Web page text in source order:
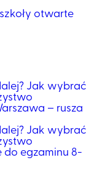
szkoły otwarte
Jak wybrać
– rusza
Jak wybrać
do egzaminu 8-